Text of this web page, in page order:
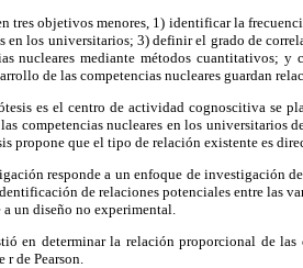
tres objetivos menores, 1) identificar la
en los universitarios; 3) definir el grado de
nucleares mediante métodos cuantitativos;
de las competencias nucleares guardan
es el centro de actividad cognoscitiva se
competencias nucleares en los universitarios
propone que el tipo de relación existente es
responde a un enfoque de investigación
de relaciones potenciales entre las
un diseño no experimental.
en determinar la relación proporcional de
r de Pearson.